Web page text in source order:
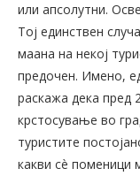
или апсолутни.
Тој единствен
маана на некој
предочен. Имено,
раскажа дека пред
крстосување во
туристите
какви сè поменици